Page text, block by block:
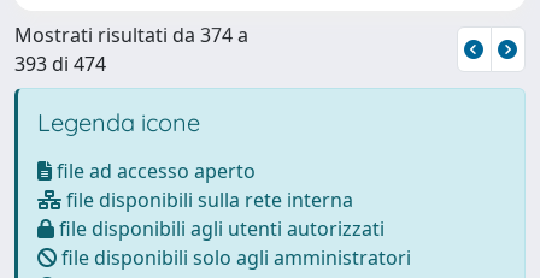
Mostrati risultati da 374 a
393 di 474
Legenda icone
file ad accesso aperto
file disponibili sulla rete interna
file disponibili agli utenti autorizzati
file disponibili solo agli amministratori